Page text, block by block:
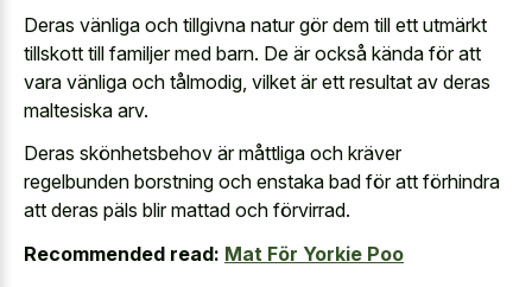
Deras vänliga och tillgivna natur gör dem till ett utmärkt
tillskott till familjer med barn. De är också kända för att
vara vänliga och tålmodig, vilket är ett resultat av deras
maltesiska arv.
Deras skönhetsbehov är måttliga och kräver
regelbunden borstning och enstaka bad för att förhindra
att deras päls blir mattad och förvirrad.
Recommended read: Mat För Yorkie Poo